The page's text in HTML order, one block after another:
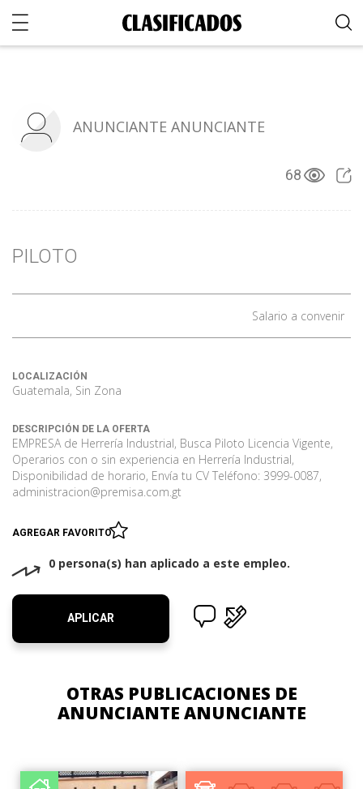
ANUNCIANTE ANUNCIANTE
68
PILOTO
Salario a convenir
LOCALIZACIÓN
Guatemala, Sin Zona
DESCRIPCIÓN DE LA OFERTA
EMPRESA de Herrería Industrial, Busca Piloto Licencia Vigente,
Operarios con o sin experiencia en Herrería Industrial,
Disponibilidad de horario, Envía tu CV Teléfono: 3999-0087,
administracion@premisa.com.gt
AGREGAR FAVORITO
0 persona(s) han aplicado a este empleo.
APLICAR
OTRAS PUBLICACIONES DE
ANUNCIANTE ANUNCIANTE